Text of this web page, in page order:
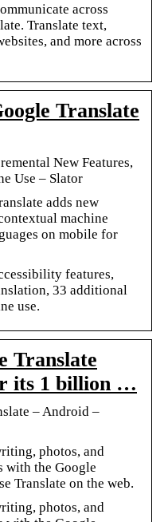
across
Translate text,
and more across
Translate
New Features,
Use – Slator
adds new
machine
on mobile for
features,
33 additional
use.
Translate
its 1 billion …
– Android –
photos, and
with the Google
Translate on the web.
photos, and